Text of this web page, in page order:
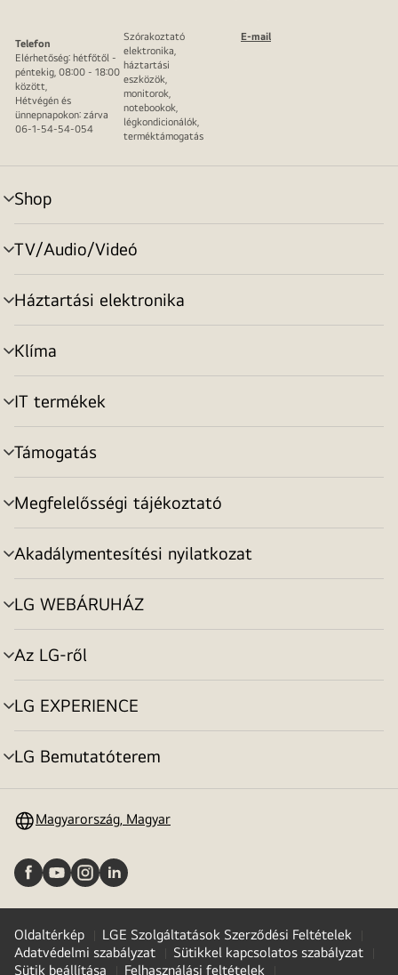
Telefon
Elérhetőség: hétfőtől -
péntekig, 08:00 - 18:00
között,
Hétvégén és
ünnepnapokon: zárva
06-1-54-54-054
Szórakoztató
elektronika,
háztartási
eszközök,
monitorok,
notebookok,
légkondicionálók,
terméktámogatás
E-mail
Shop
menu
toggle
TV/Audio/Videó
menu
toggle
Háztartási elektronika
menu
toggle
Klíma
menu
toggle
IT termékek
menu
toggle
Támogatás
menu
toggle
Megfelelősségi tájékoztató
menu
toggle
Akadálymentesítési nyilatkozat
menu
toggle
LG WEBÁRUHÁZ
menu
toggle
Az LG-ről
menu
toggle
LG EXPERIENCE
menu
toggle
LG Bemutatóterem
menu
Magyarország, Magyar
Oldaltérkép
LGE Szolgáltatások Szerződési Feltételek
Adatvédelmi szabályzat
Sütikkel kapcsolatos szabályzat
Sütik beállítása
Felhasználási feltételek